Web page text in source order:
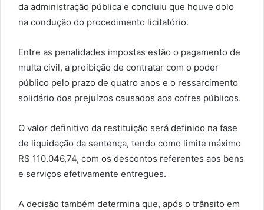
da administração pública e concluiu que houve dolo
na condução do procedimento licitatório.
Entre as penalidades impostas estão o pagamento de
multa civil, a proibição de contratar com o poder
público pelo prazo de quatro anos e o ressarcimento
solidário dos prejuízos causados aos cofres públicos.
O valor definitivo da restituição será definido na fase
de liquidação da sentença, tendo como limite máximo
R$ 110.046,74, com os descontos referentes aos bens
e serviços efetivamente entregues.
A decisão também determina que, após o trânsito em